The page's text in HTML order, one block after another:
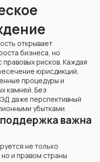
открывает
бизнеса, но
рисков. Каждая
юрисдикций,
процедуры и
камней. Без
даже перспективный
убытками.
важна
не только
и правом страны